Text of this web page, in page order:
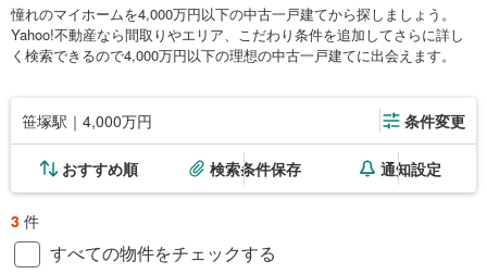
憧れのマイホームを4,000万円以下の中古一戸建てから探しましょう。
Yahoo!不動産なら間取りやエリア、こだわり条件を追加してさらに詳し
く検索できるので4,000万円以下の理想の中古一戸建てに出会えます。
笹塚駅｜4,000万円 条件変更
おすすめ順 検索条件保存 通知設定
3 件
すべての物件をチェックする